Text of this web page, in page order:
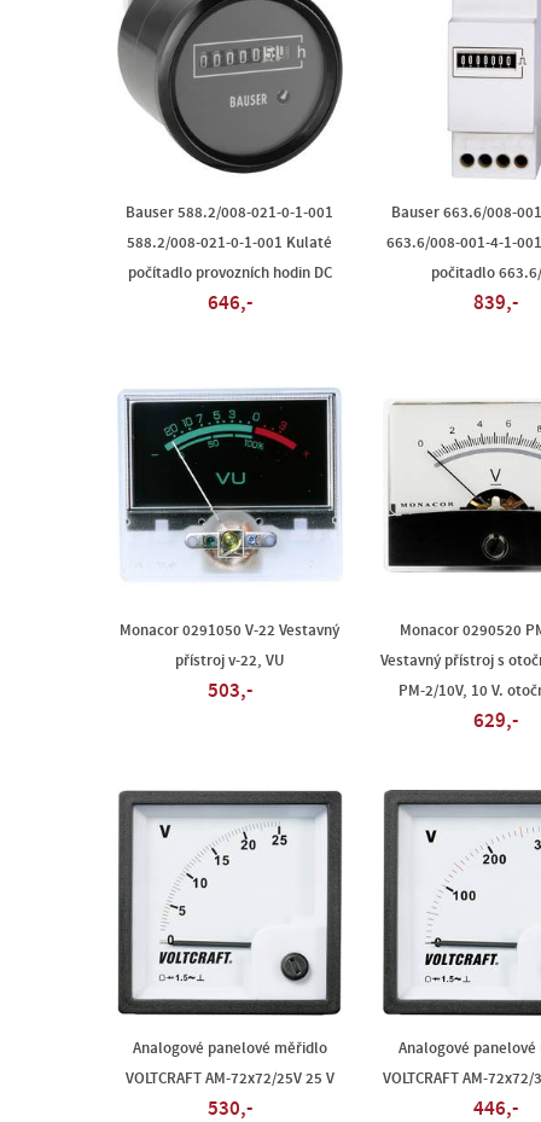
Bauser 588.2/008-021-0-1-001
588.2/008-021-0-1-001 Kulaté
počítadlo provozních hodin DC
646,-
Bauser 663.6/008-
663.6/008-001-4-1-
počitadlo
839,-
Monacor 0291050 V-22 Vestavný
přístroj v-22, VU
503,-
Monacor 0290520
Vestavný přístroj s
PM-2/10V, 10 V.
629,-
Analogové panelové měřidlo
VOLTCRAFT AM-72x72/25V 25 V
530,-
Analogové
VOLTCRAFT AM-72x72/
446,-